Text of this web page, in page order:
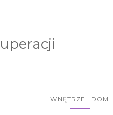
WNĘTRZE I DOM